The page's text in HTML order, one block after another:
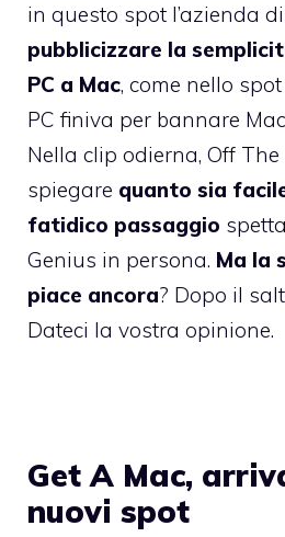
in questo spot l’azienda
pubblicizzare la
PC a Mac, come nello spot
PC finiva per bannare
Nella clip odierna, Off
spiegare quanto sia
fatidico passaggio
Genius in persona. Ma la
piace ancora? Dopo il
Dateci la vostra opinione.
Get A Mac,
nuovi spot